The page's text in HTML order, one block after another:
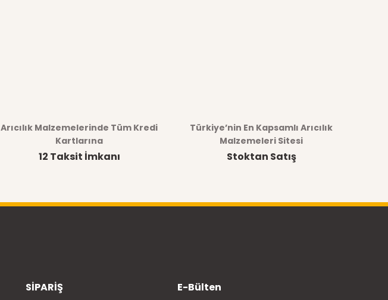
Arıcılık Malzemelerinde Tüm Kredi
Kartlarına
12 Taksit İmkanı
Türkiye’nin En Kapsamlı Arıcılık
Malzemeleri Sitesi
Stoktan Satış
SİPARİŞ E-Bülten